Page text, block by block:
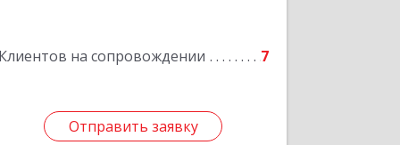
Клиентов на сопровождении 7
Отправить заявку
Отправить заявку